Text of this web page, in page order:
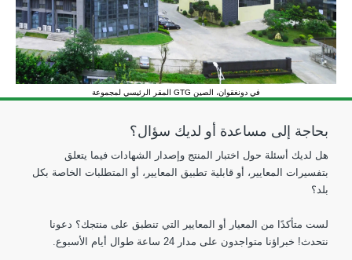
المقر الرئيسي لمجموعة GTG في دونغقوان، الصين
بحاجة إلى مساعدة أو لديك سؤال؟
هل لديك أسئلة حول اختبار المنتج وإصدار الشهادات فيما يتعلق
بتفسيرات المعايير، أو قابلية تطبيق المعايير، أو المتطلبات الخاصة بكل
بلد؟
لست متأكدًا من المعيار أو المعايير التي تنطبق على منتجك؟ دعونا
نتحدث! خبراؤنا متواجدون على مدار 24 ساعة طوال أيام الأسبوع.